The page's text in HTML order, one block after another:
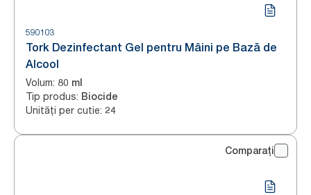
590103
Tork Dezinfectant Gel pentru Mâini pe Bază de
Alcool
Volum: 80 ml
Tip produs: Biocide
Unități per cutie: 24
Comparați